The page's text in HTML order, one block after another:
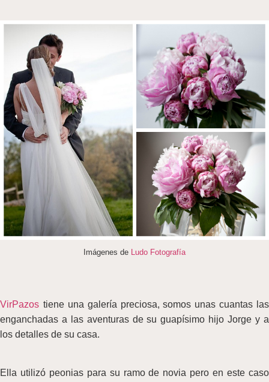
mágenes de Ludo Fotografía
VirPazos tiene una galería preciosa, somos unas cuantas las
enganchadas a las aventuras de su guapísimo hijo Jorge y a
los detalles de su casa.
Ella utilizó peonias para su ramo de novia pero en este caso